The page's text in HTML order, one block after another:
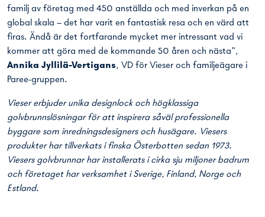
familj av företag med 450 anställda och med inverkan på en
global skala – det har varit en fantastisk resa och en värd att
firas. Ändå är det fortfarande mycket mer intressant vad vi
kommer att göra med de kommande 50 åren och nästa”,
Annika Jyllilä-Vertigans, VD för Vieser och familjeägare i
Paree-gruppen.
Vieser erbjuder unika designlock och högklassiga
golvbrunnslösningar för att inspirera såväl professionella
byggare som inredningsdesigners och husägare. Viesers
produkter har tillverkats i finska Österbotten sedan 1973.
Viesers golvbrunnar har installerats i cirka sju miljoner badrum
och företaget har verksamhet i Sverige, Finland, Norge och
Estland.